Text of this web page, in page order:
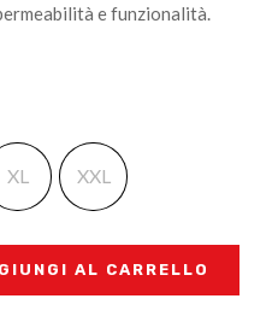
e funzionalità.
XL XXL
AL CARRELLO